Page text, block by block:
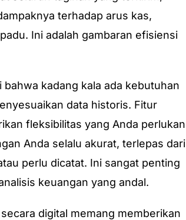
terhadap arus kas,
Ini adalah gambaran efisiensi
kadang kala ada kebutuhan
data historis. Fitur
fleksibilitas yang Anda perlukan
Anda selalu akurat, terlepas dari
perlu dicatat. Ini sangat penting
keuangan yang andal.
digital memang memberikan